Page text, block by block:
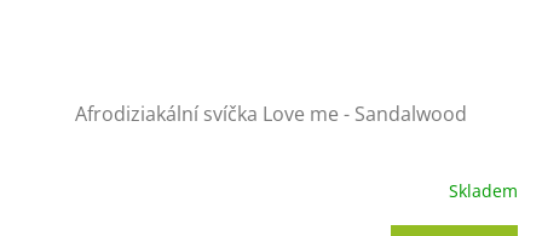
Afrodiziakální svíčka Love me - Sandalwood
Skladem